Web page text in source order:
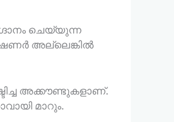
ചെയ്യുന്ന
അല്ലെങ്കിൽ
അക്കൗണ്ടുകളാണ്.
മാറും.